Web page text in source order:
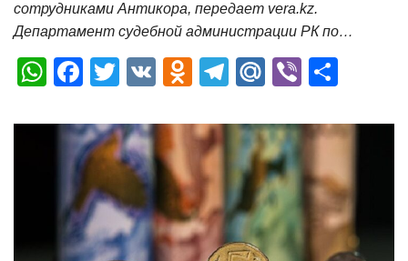
сотрудниками Антикора, передает vera.kz.
Департамент судебной администрации РК по…
W
at
p
F
c
e
b
o
o
T
tt
er
V
O
n
o
kl
a
ss
T
e
gr
a
m
M
.R
u
Vi
er п
а
в
и